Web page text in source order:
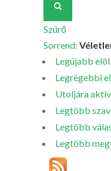
Szürő
Sorrend:
Legújabb elöl
Legrégebbi
Utoljára aktív
Legtöbb
Legtöbb
Legtöbb